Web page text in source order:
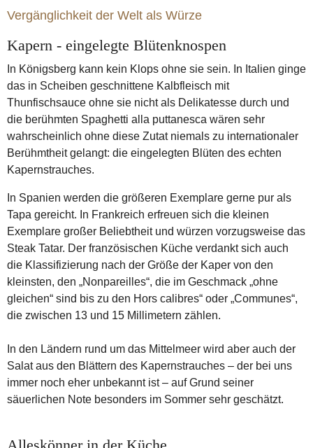
Senf
Vergänglichkeit der Welt als Würze
Kapern - eingelegte Blütenknospen
In Königsberg kann kein Klops ohne sie sein. In Italien ginge
das in Scheiben geschnittene Kalbfleisch mit
Thunfischsauce ohne sie nicht als Delikatesse durch und
die berühmten Spaghetti alla puttanesca wären sehr
wahrscheinlich ohne diese Zutat niemals zu internationaler
Berühmtheit gelangt: die eingelegten Blüten des echten
Kapernstrauches.
In Spanien werden die größeren Exemplare gerne pur als
Tapa gereicht. In Frankreich erfreuen sich die kleinen
Exemplare großer Beliebtheit und würzen vorzugsweise das
Steak Tatar. Der französischen Küche verdankt sich auch
die Klassifizierung nach der Größe der Kaper von den
kleinsten, den „Nonpareilles“, die im Geschmack „ohne
gleichen“ sind bis zu den Hors calibres“ oder „Communes“,
die zwischen 13 und 15 Millimetern zählen.
In den Ländern rund um das Mittelmeer wird aber auch der
Salat aus den Blättern des Kapernstrauches – der bei uns
immer noch eher unbekannt ist – auf Grund seiner
säuerlichen Note besonders im Sommer sehr geschätzt.